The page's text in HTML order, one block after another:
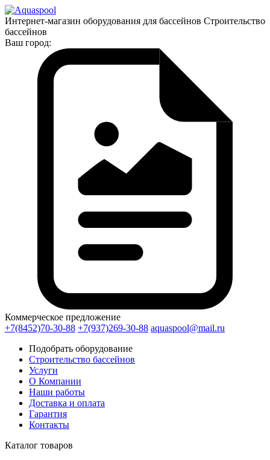
Интернет-магазин оборудования для бассейнов Строительство
бассейнов
Ваш город:
Коммерческое предложение
+7(8452)70-30-88 +7(937)269-30-88 aquaspool@mail.ru
Подобрать оборудование
Строительство бассейнов
Услуги
О Компании
Наши работы
Доставка и оплата
Гарантия
Контакты
Каталог товаров